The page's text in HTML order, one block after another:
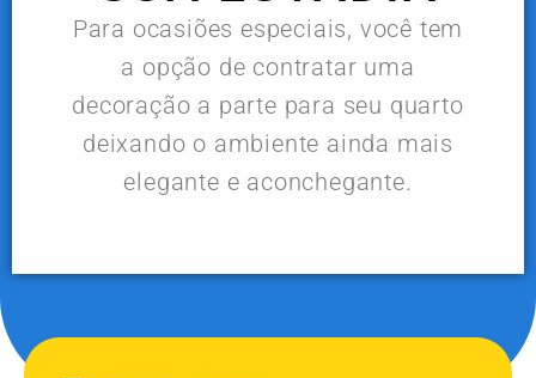
Para ocasiões especiais, você tem
a opção de contratar uma
decoração a parte para seu quarto
deixando o ambiente ainda mais
elegante e aconchegante.